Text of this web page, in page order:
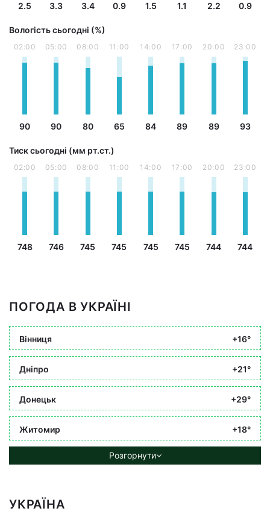
2.5 3.3 3.4 0.9 1.5 1.1 2.2 0.9
Вологість сьогодні (%)
02:00
90
05:00
90
08:00
80
11:00
65
14:00
84
17:00
89
20:00
89
23:00
93
Тиск сьогодні (мм рт.ст.)
02:00
748
05:00
746
08:00
745
11:00
745
14:00
745
17:00
745
20:00
744
23:00
744
ПОГОДА В УКРАЇНІ
Вінниця +16°
Дніпро +21°
Донецьк +29°
Житомир +18°
Розгорнути
УКРАЇНА